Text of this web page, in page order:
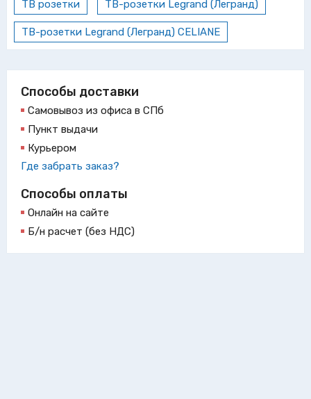
ТВ розетки ТВ-розетки Legrand (Легранд)
ТВ-розетки Legrand (Легранд) CELIANE
Способы доставки
Самовывоз из офиса в СПб
Пункт выдачи
Курьером
Где забрать заказ?
Способы оплаты
Онлайн на сайте
Б/н расчет (без НДС)